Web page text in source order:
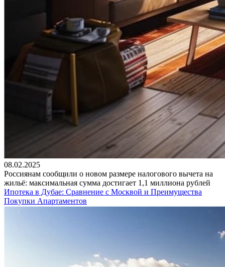
08.02.2025
Россиянам сообщили о новом размере налогового вычета на
жильё: максимальная сумма достигает 1,1 миллиона рублей
Ипотека в Дубае: Сравнение с Москвой и Преимущества
Покупки Апартаментов